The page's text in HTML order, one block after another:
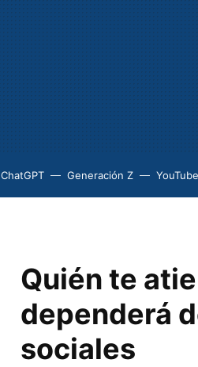
ChatGPT Generación Z YouTube
Quién te
dependerá
sociales